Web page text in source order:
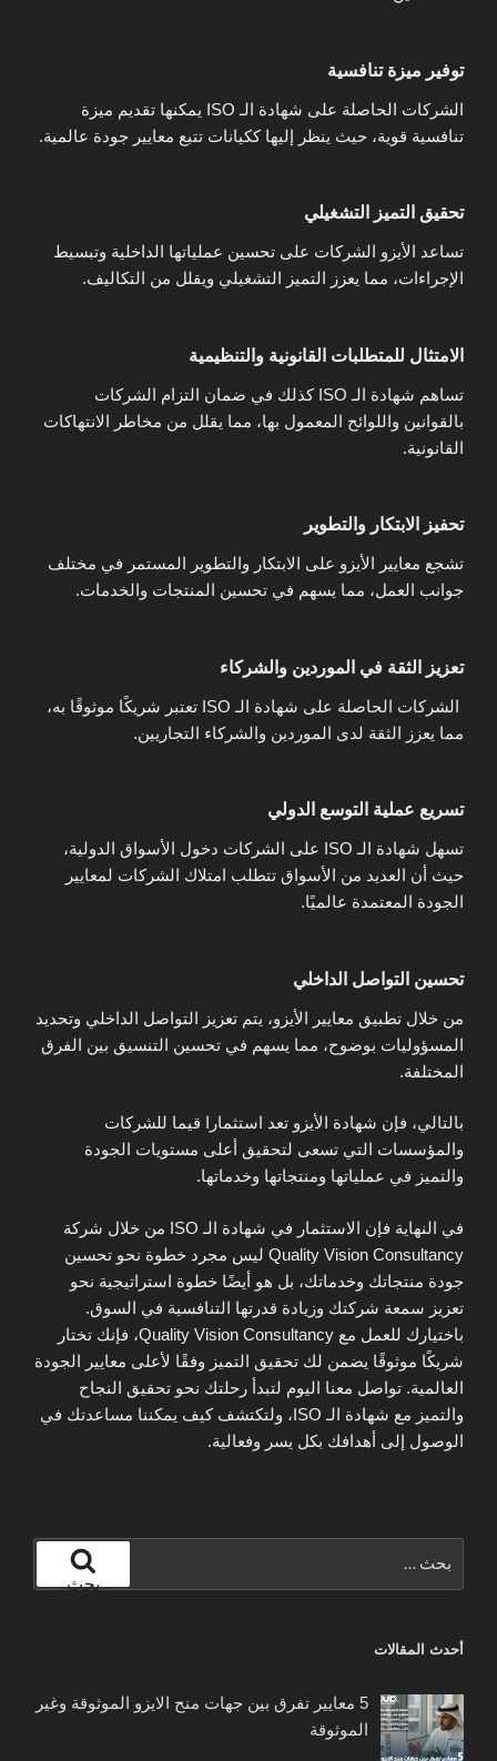
توفير ميزة تنافسية
الشركات الحاصلة على شهادة الـ ISO يمكنها تقديم ميزة
تنافسية قوية، حيث ينظر إليها ككيانات تتبع معايير جودة عالمية.
تحقيق التميز التشغيلي
تساعد الأيزو الشركات على تحسين عملياتها الداخلية وتبسيط
الإجراءات، مما يعزز التميز التشغيلي ويقلل من التكاليف.
الامتثال للمتطلبات القانونية والتنظيمية
تساهم شهادة الـ ISO كذلك في ضمان التزام الشركات
بالقوانين واللوائح المعمول بها، مما يقلل من مخاطر الانتهاكات
القانونية.
تحفيز الابتكار والتطوير
تشجع معايير الأيزو على الابتكار والتطوير المستمر في مختلف
جوانب العمل، مما يسهم في تحسين المنتجات والخدمات.
تعزيز الثقة في الموردين والشركاء
الشركات الحاصلة على شهادة الـ ISO تعتبر شريكًا موثوقًا به،
مما يعزز الثقة لدى الموردين والشركاء التجاريين.
تسريع عملية التوسع الدولي
تسهل شهادة الـ ISO على الشركات دخول الأسواق الدولية،
حيث أن العديد من الأسواق تتطلب امتلاك الشركات لمعايير
الجودة المعتمدة عالميًا.
تحسين التواصل الداخلي
من خلال تطبيق معايير الأيزو، يتم تعزيز التواصل الداخلي وتحديد
المسؤوليات بوضوح، مما يسهم في تحسين التنسيق بين الفرق
المختلفة.
بالتالي، فإن شهادة الأيزو تعد استثمارا قيما للشركات
والمؤسسات التي تسعى لتحقيق أعلى مستويات الجودة
والتميز في عملياتها ومنتجاتها وخدماتها.
في النهاية فإن الاستثمار في شهادة الـ ISO من خلال شركة
Quality Vision Consultancy ليس مجرد خطوة نحو تحسين
جودة منتجاتك وخدماتك، بل هو أيضًا خطوة استراتيجية نحو
تعزيز سمعة شركتك وزيادة قدرتها التنافسية في السوق.
باختيارك للعمل مع Quality Vision Consultancy، فإنك تختار
شريكًا موثوقًا يضمن لك تحقيق التميز وفقًا لأعلى معايير الجودة
العالمية. تواصل معنا اليوم لتبدأ رحلتك نحو تحقيق النجاح
والتميز مع شهادة الـ ISO، ولتكتشف كيف يمكننا مساعدتك في
الوصول إلى أهدافك بكل يسر وفعالية.
عن:
بحث
أحدث المقالات
5 معايير تفرق بين جهات منح الايزو الموثوقة وغير
الموثوقة